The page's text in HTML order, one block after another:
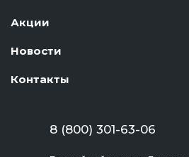
Акции
Новости
Контакты
8 (800) 301-63-06